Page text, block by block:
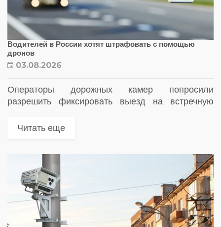
Водителей в России хотят штрафовать с помощью
дронов
03.08.2026
Операторы дорожных камер попросили
разрешить фиксировать выезд на встречную
беспилотников в автоматическом режиме
Читать еще